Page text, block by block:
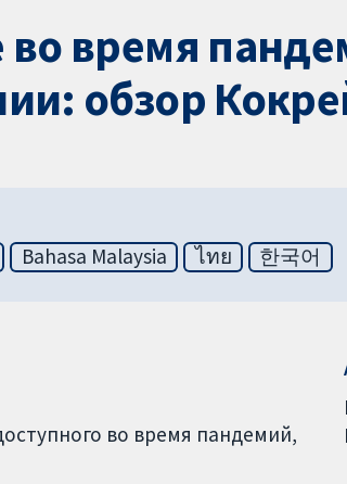
время
обзор
Bahasa Malaysia ไทย 한국어
во время пандемий,